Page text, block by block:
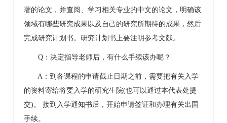
著的论文，并查阅、学习相关专业的中文的论文，明确该
领域有哪些研究成果以及自己的研究所期待的成果，然后
完成研究计划书。研究计划书上要注明参考文献。
Q：决定指导老师后，有什么手续该办呢？
A：到各课程的申请截止日期之前，需要把有关入学
的资料寄给将要入学的研究生院(也可以通过本代表处提
交)。 接到入学通知书后，开始申请签证和办理有关出国
手续。